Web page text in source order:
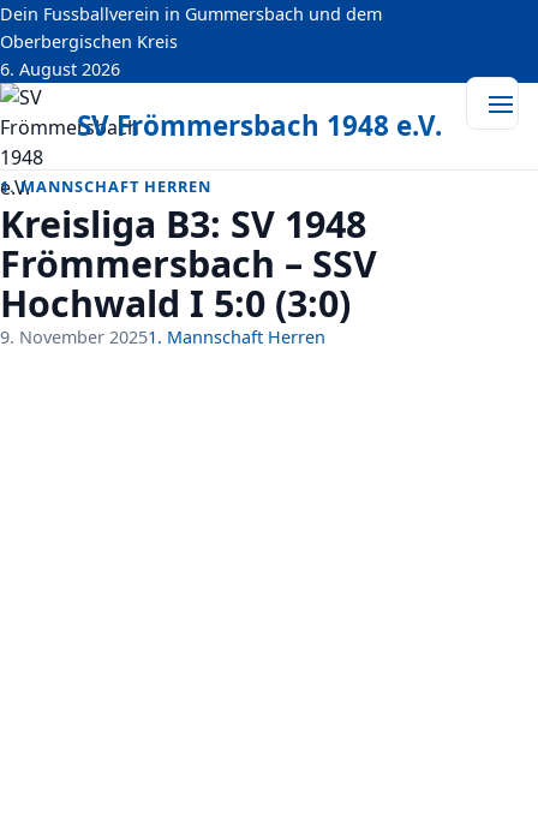
springen
Dein Fussballverein in Gummersbach und dem
Oberbergischen Kreis
6. August 2026
SV Frömmersbach 1948 e.V.
1. MANNSCHAFT HERREN
Kreisliga B3: SV 1948
Frömmersbach – SSV
Hochwald I 5:0 (3:0)
9. November 20251. Mannschaft Herren